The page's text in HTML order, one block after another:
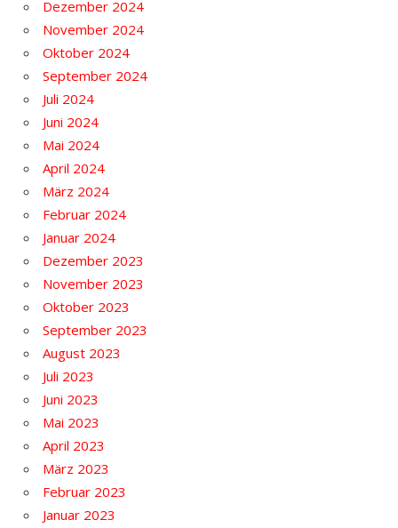
Dezember 2024
November 2024
Oktober 2024
September 2024
Juli 2024
Juni 2024
Mai 2024
April 2024
März 2024
Februar 2024
Januar 2024
Dezember 2023
November 2023
Oktober 2023
September 2023
August 2023
Juli 2023
Juni 2023
Mai 2023
April 2023
März 2023
Februar 2023
Januar 2023